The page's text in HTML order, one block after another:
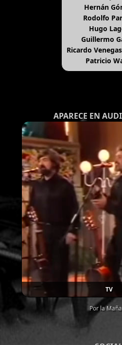
Hernán
Rodolfo
Hugo
Guillermo
Ricardo
Patricio
APARECE EN
TV
Por la